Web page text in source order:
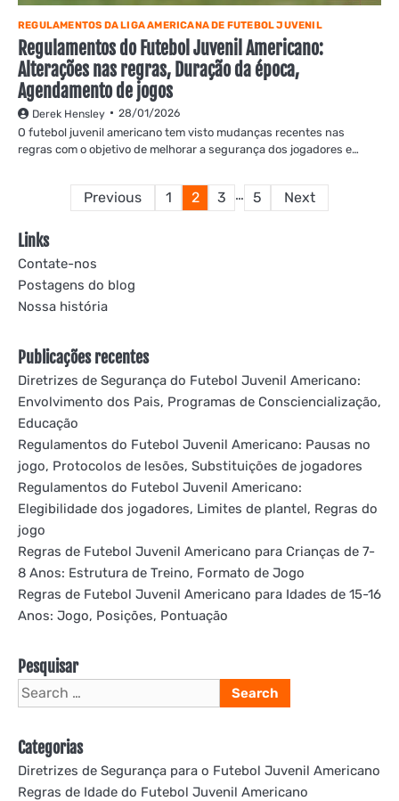
REGULAMENTOS DA LIGA AMERICANA DE FUTEBOL JUVENIL
Regulamentos do Futebol Juvenil Americano:
Alterações nas regras, Duração da época,
Agendamento de jogos
Derek Hensley 28/01/2026
O futebol juvenil americano tem visto mudanças recentes nas
regras com o objetivo de melhorar a segurança dos jogadores e…
Posts
Previous 1 2 3 … 5 Next
Links
Contate-nos
Postagens do blog
Nossa história
Publicações recentes
Diretrizes de Segurança do Futebol Juvenil Americano:
Envolvimento dos Pais, Programas de Consciencialização,
Educação
Regulamentos do Futebol Juvenil Americano: Pausas no
jogo, Protocolos de lesões, Substituições de jogadores
Regulamentos do Futebol Juvenil Americano:
Elegibilidade dos jogadores, Limites de plantel, Regras do
jogo
Regras de Futebol Juvenil Americano para Crianças de 7-
8 Anos: Estrutura de Treino, Formato de Jogo
Regras de Futebol Juvenil Americano para Idades de 15-16
Anos: Jogo, Posições, Pontuação
Pesquisar
Search
for:
Categorias
Diretrizes de Segurança para o Futebol Juvenil Americano
Regras de Idade do Futebol Juvenil Americano